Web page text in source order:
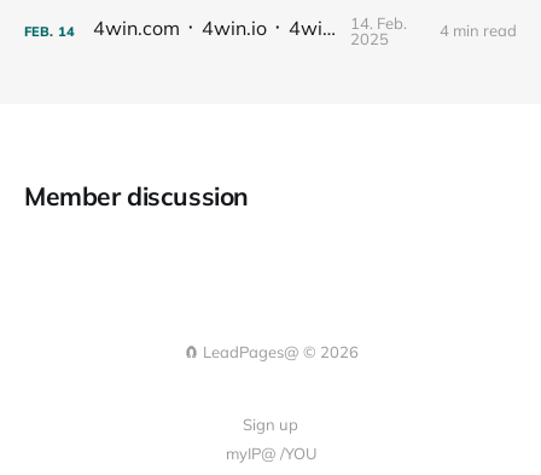
FEB. 14 4win.com ᛫ 4win.io ᛫ 4win@
14. Feb.
2025
4 min read
Member discussion
🧲 LeadPages@ © 2026
Sign up
myIP@ /YOU